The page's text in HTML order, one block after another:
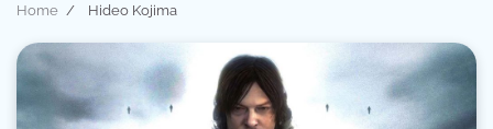
Home Hideo Kojima